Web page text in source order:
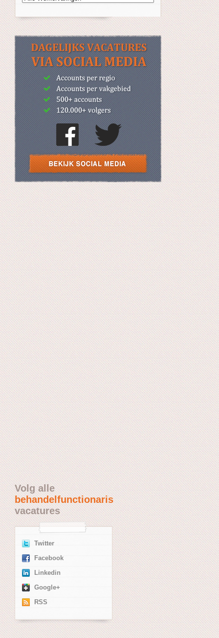
Volg alle
behandelfunctionaris
vacatures
Twitter
Facebook
Linkedin
Google+
RSS